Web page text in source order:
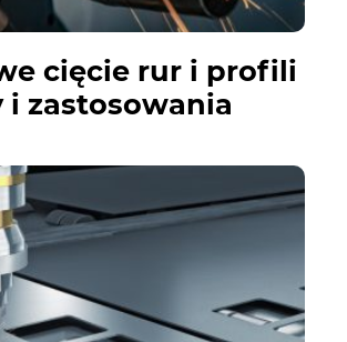
cięcie rur i profili
i zastosowania